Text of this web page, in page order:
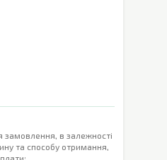
замовлення, в залежності
та способу отримання,